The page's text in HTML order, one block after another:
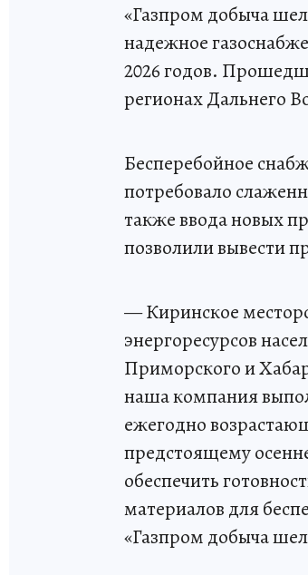
«Газпром добыча
надежное
2026 годов.
регионах Дальнего
Бесперебойное
потребовало
также ввода новых
позволили вывести
— Киринское
энергоресурсов
Приморского и
наша компания
ежегодно
предстоящему
обеспечить
материалов для
«Газпром добыча